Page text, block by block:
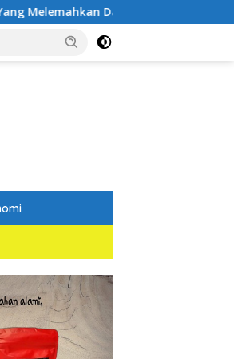
Jaksa Penuntut Umum